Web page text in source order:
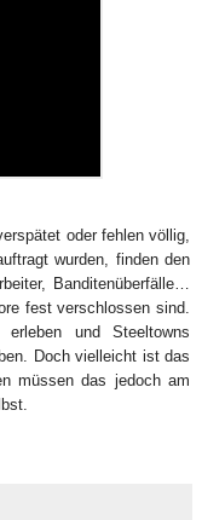
oder fehlen völlig,
wurden, finden den
Banditenüberfälle…
fest verschlossen sind.
und Steeltowns
Doch vielleicht ist das
müssen das jedoch am